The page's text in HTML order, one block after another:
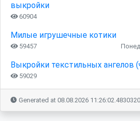
выкройки
60904
Милые игрушечные котики
59457
Выкройки текстильных ангелов
59029
Generated at 08.08.2026